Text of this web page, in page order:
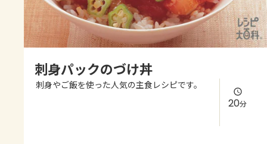
レシピ
よくあるお問い合わせ
刺身パックのづけ丼
刺身やご飯を使った人気の主食レシピです。
20分